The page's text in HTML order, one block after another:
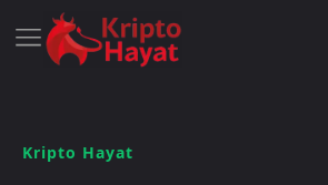
Kripto Hayat